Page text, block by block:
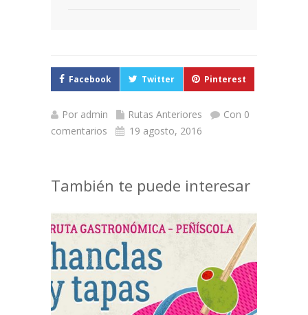
Facebook Twitter Pinterest
Por admin Rutas Anteriores
Con 0
comentarios
19 agosto, 2016
También te puede interesar